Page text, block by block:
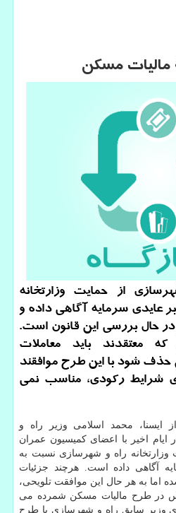
مالیات مسكن
از حمایت وزارتخانه
عایدی سرمایه آگاهی داده و
در حال بررسی این قانون است.
معتقدند باید معاملات
حذف شود با این طرح موافقند
شرایط ركودی، مناسب نمی
ایسنا، محمد اسلامی وزیر راه و
اخیر با اعضای كمیسیون عمران
راه و شهرسازی نسبت به
آگاهی داده است. هرچند جزئیات
اما به هر حال این موافقت تلویحی،
در طرح مالیات مسكن شمرده می
وزیر سابق راه و شهرسازی با طرح